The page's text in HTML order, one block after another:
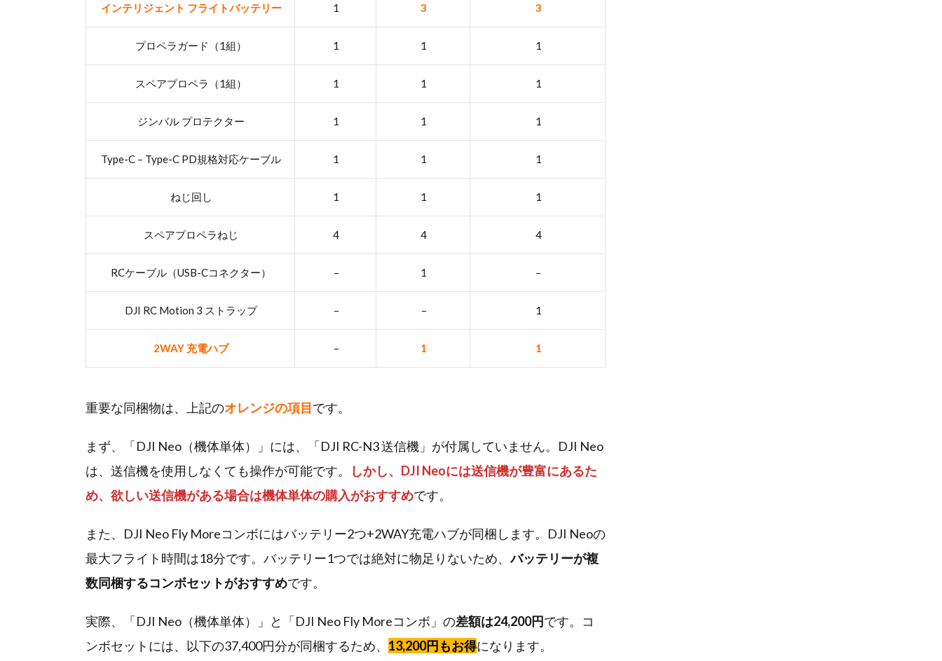
インテリジェント フライトバッテリー 1 3 3
プロペラガード（1組） 1 1 1
スペアプロペラ（1組） 1 1 1
ジンバル プロテクター 1 1 1
Type-C – Type-C PD規格対応ケーブル 1 1 1
ねじ回し 1 1 1
スペアプロペラねじ 4 4 4
RCケーブル（USB-Cコネクター） – 1 –
DJI RC Motion 3 ストラップ – – 1
2WAY 充電ハブ – 1 1
重要な同梱物は、上記のオレンジの項目です。
まず、「DJI Neo（機体単体）」には、「DJI RC-N3 送信機」が付属していません。DJI Neo
は、送信機を使用しなくても操作が可能です。
しかし、DJI Neoには送信機が豊富にあるた
め、欲しい送信機がある場合は機体単体の購入がおすすめです。
また、DJI Neo Fly Moreコンボにはバッテリー2つ+2WAY充電ハブが同梱します。DJI Neoの
最大フライト時間は18分です。バッテリー1つでは絶対に物足りないため、バッテリーが複
数同梱するコンボセットがおすすめです。
実際、「DJI Neo（機体単体）」と「DJI Neo Fly Moreコンボ」の差額は24,200円です。コ
ンボセットには、以下の37,400円分が同梱するため、 13,200円もお得になります。